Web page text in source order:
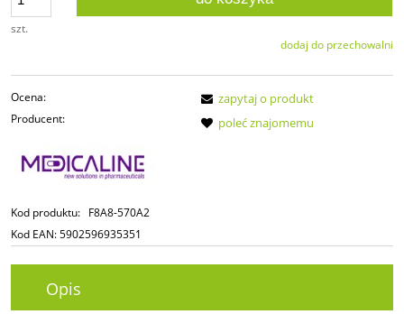
szt.
dodaj do przechowalni
Ocena:
Producent:
Kod produktu: F8A8-570A2
Kod EAN:5902596935351
zapytaj o produkt
poleć znajomemu
Opis